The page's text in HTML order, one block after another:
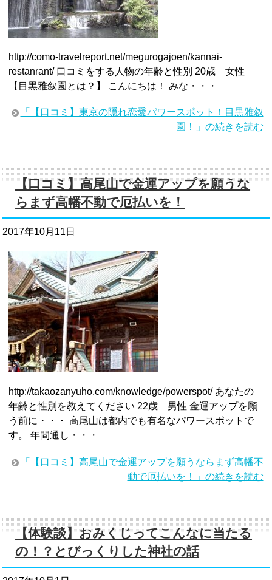
http://como-travelreport.net/megurogajoen/kannai-
restanrant/ 口コミをする人物の年齢と性別 20歳 女性
【目黒雅叙園とは？】 こんにちは！ みな・・・
「【口コミ】東京の隠れ恋愛パワースポット！目黒雅叙
園！」の続きを読む
【口コミ】高尾山で金運アップを願うな
らまず高幡不動で厄払いを！
2017年10月11日
http://takaozanyuho.com/knowledge/powerspot/ あなたの
年齢と性別を教えてください 22歳 男性 金運アップを願
う前に・・・ 高尾山は都内でも有名なパワースポットで
す。 年間通し・・・
「【口コミ】高尾山で金運アップを願うならまず高幡不
動で厄払いを！」の続きを読む
【体験談】おみくじってこんなに当たる
の！？とびっくりした神社の話